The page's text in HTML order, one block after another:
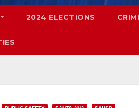
2024 ELECTIONS